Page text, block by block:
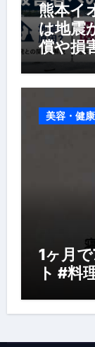
熊本イ
は地震
償や損
美容・健康
1ヶ月
ト #料